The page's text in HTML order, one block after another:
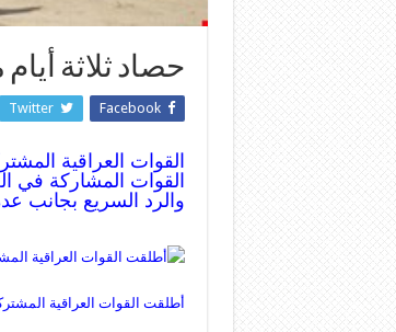
حصاد ثلاثة
Facebook
Twitter
القوات العراقية
القوات المشاركة في
والرد السريع بجانب
أطلقت القوات العراقية المشتركة في 21 أيلول/ سبتمبر الجاري عمليات